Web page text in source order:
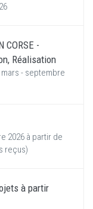
CORSE -
Réalisation
- septembre
2026 à partir de
reçus)
à partir